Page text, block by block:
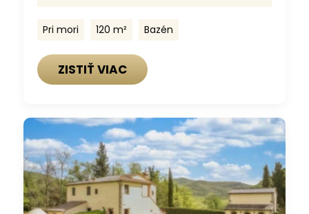
Pri mori 120 m² Bazén
ZISTIŤ VIAC